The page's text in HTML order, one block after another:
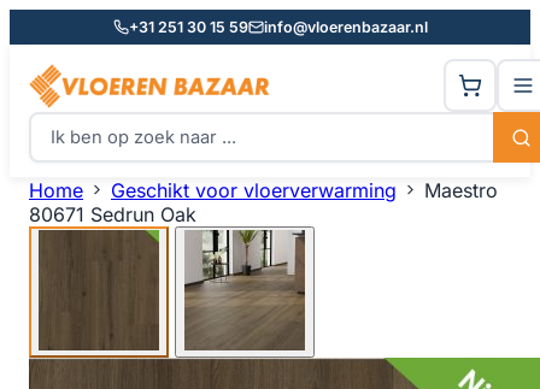
+31 251 30 15 59 info@vloerenbazaar.nl
Home Geschikt voor vloerverwarming
Maestro
80671 Sedrun Oak